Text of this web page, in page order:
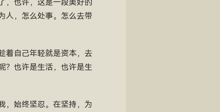
，也许，这是一段美好的
人，怎么处事。怎么去带
着自己年轻就是资本，去
？也许是生活，也许是生
，始终坚忍。在坚持，为